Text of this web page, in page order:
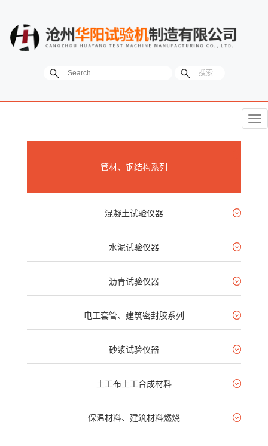
菜
管材、钢结构系列
混凝土试验仪器
水泥试验仪器
沥青试验仪器
电工套管、建筑密封胶系列
砂浆试验仪器
土工布土工合成材料
保温材料、建筑材料燃烧